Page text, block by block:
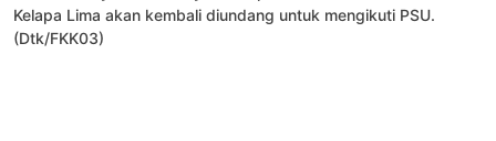
Kelapa Lima akan kembali diundang untuk mengikuti PSU.
(Dtk/FKK03)